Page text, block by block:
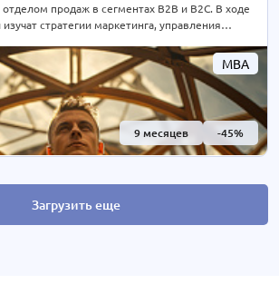
MBA
9 месяцев -45%
продаж в сегментах B2B и B2C. В ходе
стратегии маркетинга, управления
ориентирована на практическое
и навыков для повышения эффективности
процессами и увеличения объемов
рынка
Загрузить еще